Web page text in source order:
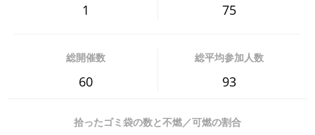
1 75
総開催数
60
総平均参加人数
93
拾ったゴミ袋の数と不燃／可燃の割合